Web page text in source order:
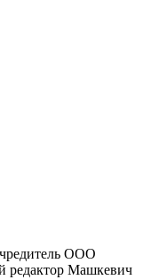
ООО
редактор Машкевич